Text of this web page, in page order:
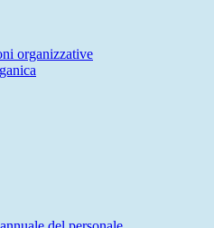
organizzative